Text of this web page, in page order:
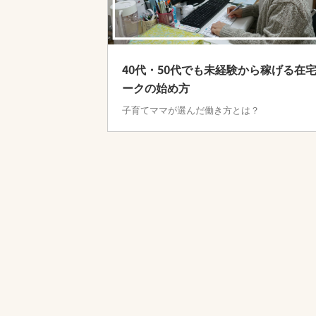
40代・50代でも未経験から稼げる在
ークの始め方
子育てママが選んだ働き方とは？